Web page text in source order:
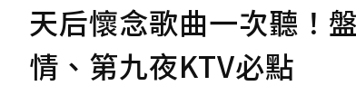
天后懷念歌曲一次聽！
情、第九夜KTV必點